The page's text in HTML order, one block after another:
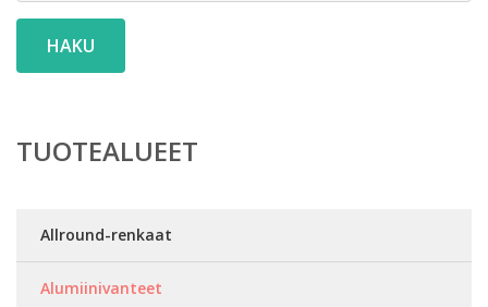
HAKU
TUOTEALUEET
Allround-renkaat
Alumiinivanteet